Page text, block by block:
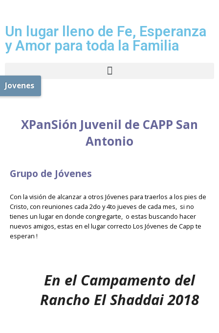
Un lugar lleno de Fe, Esperanza
y Amor para toda la Familia
Jovenes
XPanSión Juvenil de CAPP San
Antonio
Grupo de Jóvenes
Con la visión de alcanzar a otros Jóvenes para traerlos a los pies de
Cristo, con reuniones cada 2do y 4to jueves de cada mes, si no
tienes un lugar en donde congregarte, o estas buscando hacer
nuevos amigos, estas en el lugar correcto Los Jóvenes de Capp te
esperan !
En el Campamento del
Rancho El Shaddai 2018